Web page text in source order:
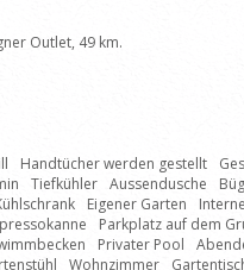
Outlet, 49 km.
Handtücher werden gestellt
Tiefkühler Aussendusche
Eigener Garten
Parkplatz auf dem
Privater Pool
Wohnzimmer